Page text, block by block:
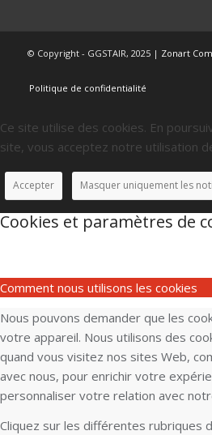
© Copyright - GGSTAIR, 2025 | Zonart
Politique de confidentialité
Ce site utilise des cookies. En
site, vous acceptez notre utilisation
Accepter Masquer uniquement les
Cookies et paramètres de
Comment nous utilisons les cookies
Nous pouvons demander que les
votre appareil. Nous utilisons des
quand vous visitez nos sites Web,
avec nous, pour enrichir votre
personnaliser votre relation avec
Cliquez sur les différentes rubriques